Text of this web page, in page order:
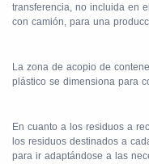
transferencia, no incluida en
con camión, para una
La zona de acopio de
plástico se dimensiona para
En cuanto a los residuos a
los residuos destinados a
para ir adaptándose a las